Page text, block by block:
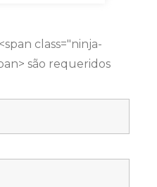
class="ninja-
são requeridos